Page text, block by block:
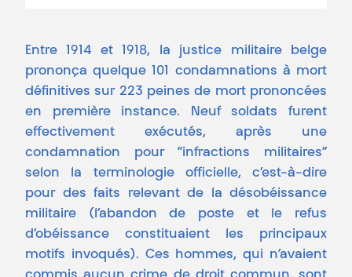
Entre 1914 et 1918, la justice militaire belge
prononça quelque 101 condamnations à mort
définitives sur 223 peines de mort prononcées
en première instance. Neuf soldats furent
effectivement exécutés, après une
condamnation pour “infractions militaires”
selon la terminologie officielle, c’est-à-dire
pour des faits relevant de la désobéissance
militaire (l’abandon de poste et le refus
d’obéissance constituaient les principaux
motifs invoqués). Ces hommes, qui n’avaient